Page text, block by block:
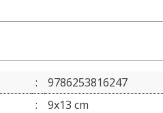
:
9786253816247
:
9x13 cm